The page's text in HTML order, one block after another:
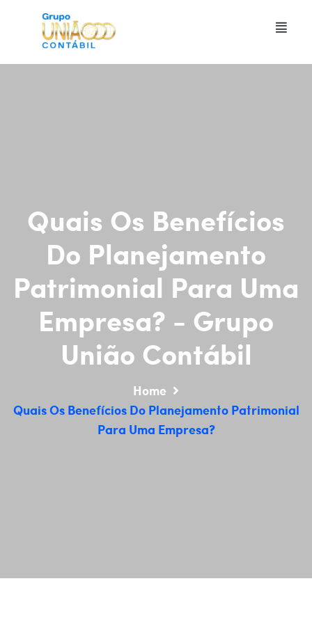
Quais Os Benefícios
Do Planejamento
Patrimonial Para Uma
Empresa? - Grupo
União Contábil
Home
Quais Os Benefícios Do Planejamento Patrimonial
Para Uma Empresa?